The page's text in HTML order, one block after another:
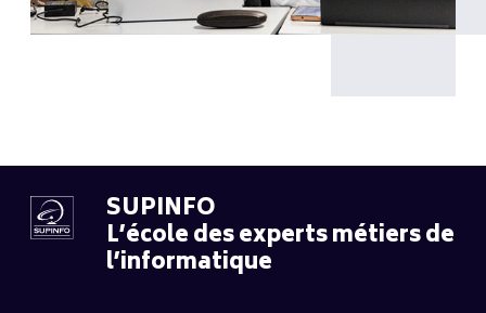
SUPINFO
L’école des experts métiers de
l’informatique